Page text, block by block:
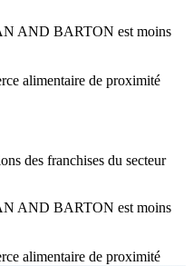
AND BARTON est moins
alimentaire de proximité
des franchises du secteur
AND BARTON est moins
alimentaire de proximité